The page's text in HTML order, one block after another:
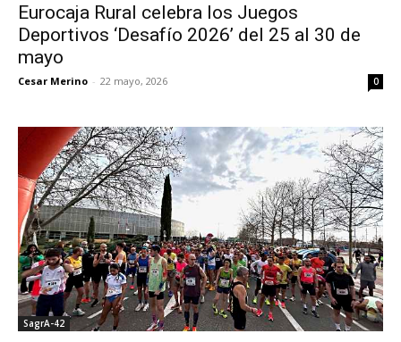
Eurocaja Rural celebra los Juegos
Deportivos ‘Desafío 2026’ del 25 al 30 de
mayo
Cesar Merino - 22 mayo, 2026 0
SagrA-42